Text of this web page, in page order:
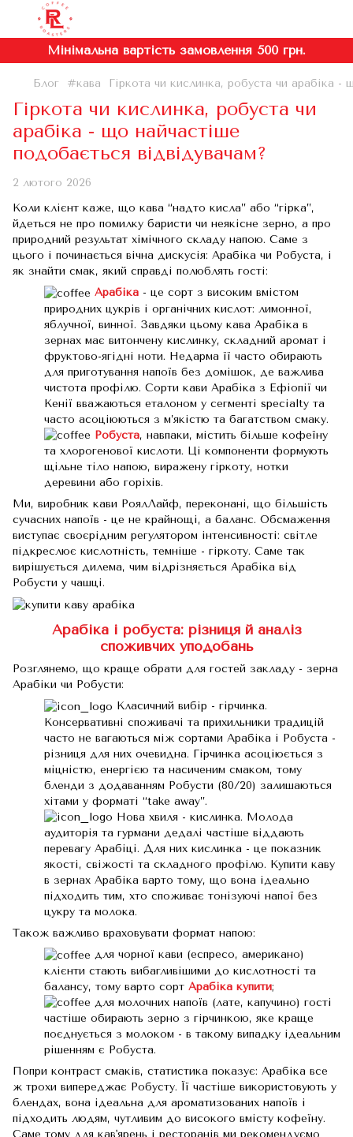
Мінімальна вартість замовлення 500 грн.
Блог #кава Гіркота чи кислинка, робуста чи арабіка -
Гіркота чи кислинка, робуста чи
арабіка - що найчастіше
подобається відвідувачам?
2 лютого 2026
Коли клієнт каже, що кава “надто кисла” або “гірка”,
йдеться не про помилку баристи чи неякісне зерно, а про
природний результат хімічного складу напою. Саме з
цього і починається вічна дискусія: Арабіка чи Робуста, і
як знайти смак, який справді полюблять гості:
Арабіка - це сорт з високим вмістом
природних цукрів і органічних кислот: лимонної,
яблучної, винної. Завдяки цьому кава Арабіка в
зернах має витончену кислинку, складний аромат і
фруктово-ягідні ноти. Недарма її часто обирають
для приготування напоїв без домішок, де важлива
чистота профілю. Сорти кави Арабіка з Ефіопії чи
Кенії вважаються еталоном у сегменті specialty та
часто асоціюються з м’якістю та багатством смаку.
Робуста, навпаки, містить більше кофеїну
та хлорогенової кислоти. Ці компоненти формують
щільне тіло напою, виражену гіркоту, нотки
деревини або горіхів.
Ми, виробник кави РоялЛайф, переконані, що більшість
сучасних напоїв - це не крайнощі, а баланс. Обсмаження
виступає своєрідним регулятором інтенсивності: світле
підкреслює кислотність, темніше - гіркоту. Саме так
вирішується дилема, чим відрізняється Арабіка від
Робусти у чашці.
Арабіка і робуста: різниця й аналіз
споживчих уподобань
Розглянемо, що краще обрати для гостей закладу - зерна
Арабіки чи Робусти:
Класичний вибір - гірчинка.
Консервативні споживачі та прихильники традицій
часто не вагаються між сортами Арабіка і Робуста -
різниця для них очевидна. Гірчинка асоціюється з
міцністю, енергією та насиченим смаком, тому
бленди з додаванням Робусти (80/20) залишаються
хітами у форматі “take away”.
Нова хвиля - кислинка. Молода
аудиторія та гурмани дедалі частіше віддають
перевагу Арабіці. Для них кислинка - це показник
якості, свіжості та складного профілю. Купити каву
в зернах Арабіка варто тому, що вона ідеально
підходить тим, хто споживає тонізуючі напої без
цукру та молока.
Також важливо враховувати формат напою:
для чорної кави (еспресо, американо)
клієнти стають вибагливішими до кислотності та
балансу, тому варто сорт Арабіка купити;
для молочних напоїв (лате, капучино) гості
частіше обирають зерно з гірчинкою, яке краще
поєднується з молоком - в такому випадку ідеальним
рішенням є Робуста.
Попри контраст смаків, статистика показує: Арабіка все
ж трохи випереджає Робусту. Її частіше використовують у
блендах, вона ідеальна для ароматизованих напоїв і
підходить людям, чутливим до високого вмісту кофеїну.
Саме тому для кав'ярень і ресторанів ми рекомендуємо